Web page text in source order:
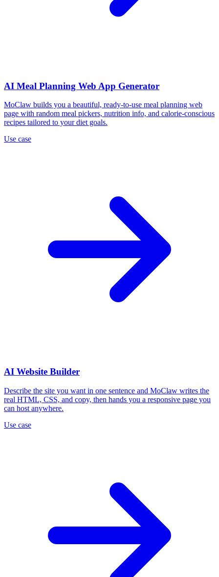
AI Meal Planning Web App Generator
MoClaw builds you a beautiful, ready-to-use meal planning web
page with random meal pickers, nutrition info, and calorie-conscious
recipes tailored to your diet goals.
Use case
AI Website Builder
Describe the site you want in one sentence and MoClaw writes the
real HTML, CSS, and copy, then hands you a responsive page you
can host anywhere.
Use case